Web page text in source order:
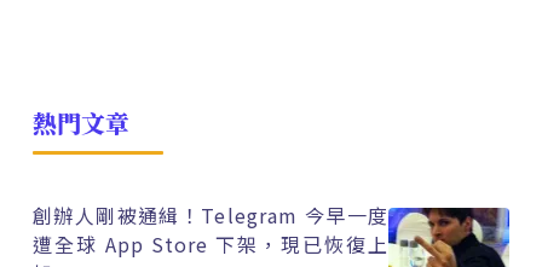
熱門文章
創辦人剛被通緝！Telegram 今早一度
遭全球 App Store 下架，現已恢復上